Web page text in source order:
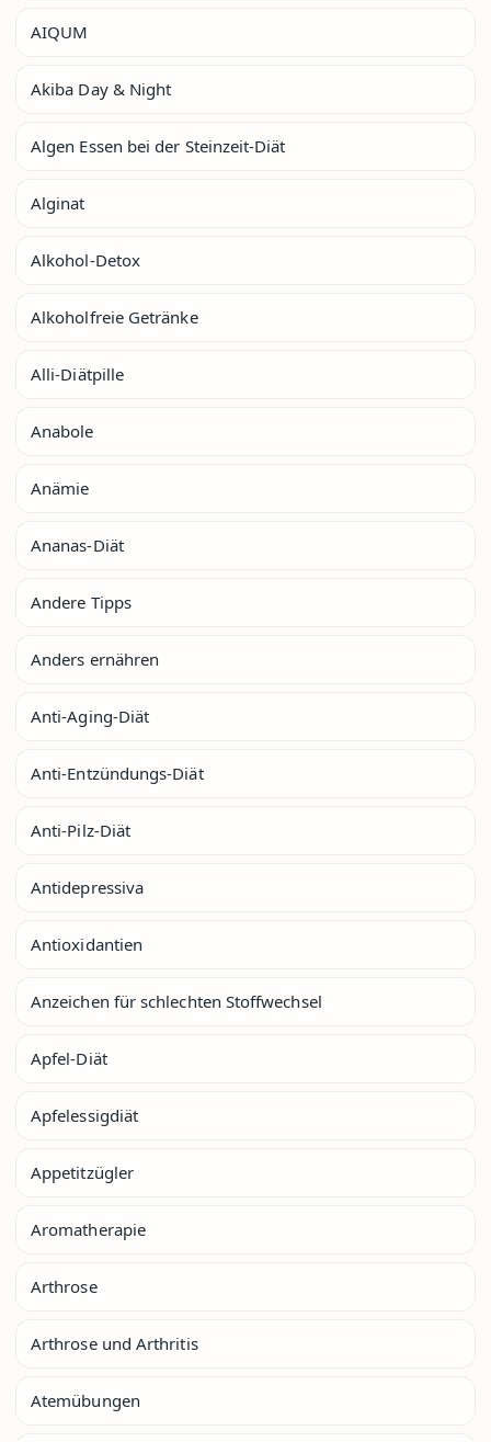
AIQUM
Akiba Day & Night
Algen Essen bei der Steinzeit-Diät
Alginat
Alkohol-Detox
Alkoholfreie Getränke
Alli-Diätpille
Anabole
Anämie
Ananas-Diät
Andere Tipps
Anders ernähren
Anti-Aging-Diät
Anti-Entzündungs-Diät
Anti-Pilz-Diät
Antidepressiva
Antioxidantien
Anzeichen für schlechten Stoffwechsel
Apfel-Diät
Apfelessigdiät
Appetitzügler
Aromatherapie
Arthrose
Arthrose und Arthritis
Atemübungen